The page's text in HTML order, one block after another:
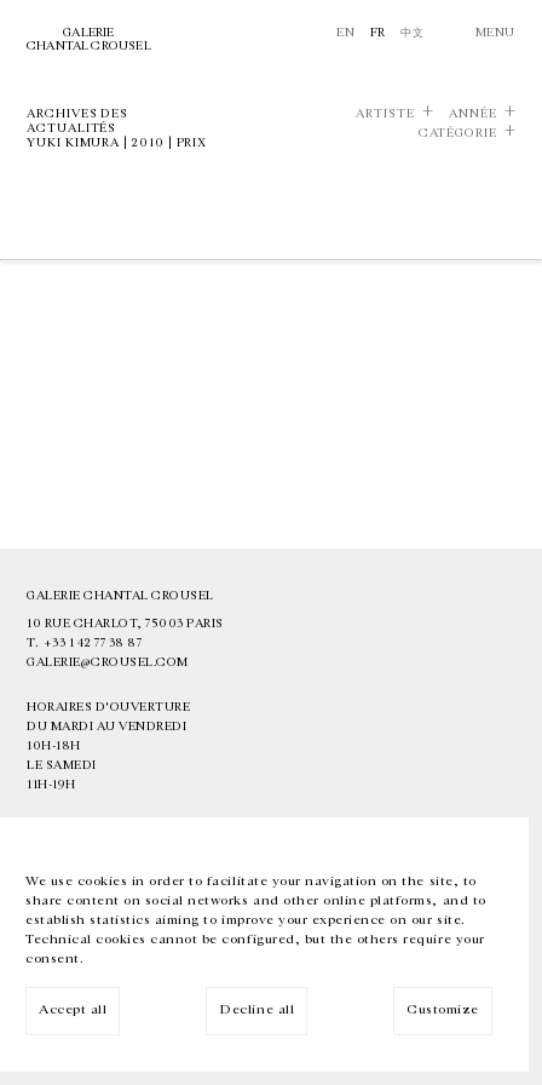
We use cookies in order to facilitate your navigation on the site, to
share content on social networks and other online platforms, and to
establish statistics aiming to improve your experience on our site.
Technical cookies cannot be configured, but the others require your
consent.
Accept all Decline all Customize
GALERIE
CHANTAL CROUSEL
EN FR 中文 MENU
ARCHIVES DES
ACTUALITÉS
YUKI KIMURA | 2010 | PRIX
ARTISTE
ANNÉE
CATÉGORIE
GALERIE CHANTAL CROUSEL
10 RUE CHARLOT, 75003 PARIS
T. +33 1 42 77 38 87
GALERIE@CROUSEL.COM
HORAIRES D'OUVERTURE
DU MARDI AU VENDREDI
10H-18H
LE SAMEDI
11H-19H
EN FR 中文 Facebook Instagram
Inscrivez-vous à notre newsletter